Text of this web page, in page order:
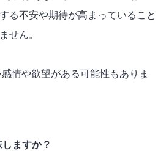
る不安や期待が高まっていること
せん。
情や欲望がある可能性もありま
ますか？